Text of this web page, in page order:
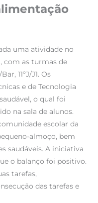
uma atividade no
com as turmas de
11ºJ/J1. Os
e de Tecnologia
o qual foi
na sala de alunos.
escolar da
almoço, bem
saudáveis. A iniciativa
o balanço foi positivo.
tarefas,
das tarefas e